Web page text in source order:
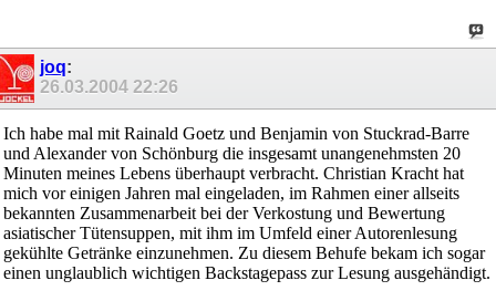
joq:
26.03.2004 22:26
Ich habe mal mit Rainald Goetz und Benjamin von Stuckrad-Barre
und Alexander von Schönburg die insgesamt unangenehmsten 20
Minuten meines Lebens überhaupt verbracht. Christian Kracht hat
mich vor einigen Jahren mal eingeladen, im Rahmen einer allseits
bekannten Zusammenarbeit bei der Verkostung und Bewertung
asiatischer Tütensuppen, mit ihm im Umfeld einer Autorenlesung
gekühlte Getränke einzunehmen. Zu diesem Behufe bekam ich sogar
einen unglaublich wichtigen Backstagepass zur Lesung ausgehändigt.